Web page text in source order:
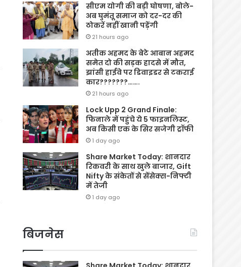
सीएम योगी की बड़ी घोषणा, बोले-
अब घुमंतू समाज को दर-दर की
ठोकरें नहीं खानी पड़ेंगी
21 hours ago
अतीक अहमद के बेटे आबान अहमद
समेत दो की सड़क हादसे में मौत,
झांसी हाईवे पर डिवाइडर से टकराई
कार???????…….
21 hours ago
Lock Upp 2 Grand Finale:
फिनाले में पहुंचे ये 5 फाइनलिस्ट,
अब किसी एक के सिर सजेगी ट्रॉफी
1 day ago
Share Market Today: शानदार
रिकवरी के साथ खुले बाजार, Gift
Nifty के संकेतों से सेंसेक्स-निफ्टी
में तेजी
1 day ago
बिजनेस